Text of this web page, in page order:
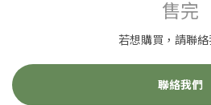
售完
若想購買，請聯絡
聯絡我們